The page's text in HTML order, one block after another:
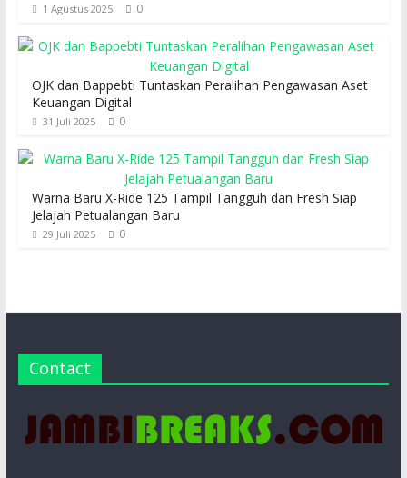
1 Agustus 2025 0
OJK dan Bappebti Tuntaskan Peralihan Pengawasan Aset
Keuangan Digital
31 Juli 2025 0
Warna Baru X-Ride 125 Tampil Tangguh dan Fresh Siap
Jelajah Petualangan Baru
29 Juli 2025 0
Contact